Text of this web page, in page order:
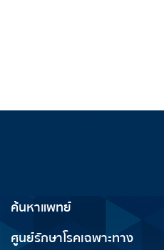
ค้นหาแพทย์
ศูนย์รักษาโรคเฉพาะทาง